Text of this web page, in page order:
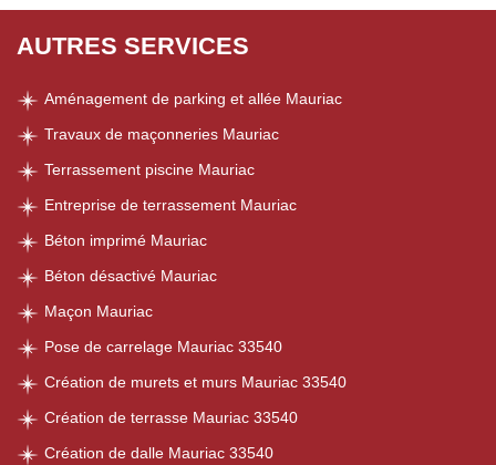
AUTRES SERVICES
Aménagement de parking et allée Mauriac
Travaux de maçonneries Mauriac
Terrassement piscine Mauriac
Entreprise de terrassement Mauriac
Béton imprimé Mauriac
Béton désactivé Mauriac
Maçon Mauriac
Pose de carrelage Mauriac 33540
Création de murets et murs Mauriac 33540
Création de terrasse Mauriac 33540
Création de dalle Mauriac 33540